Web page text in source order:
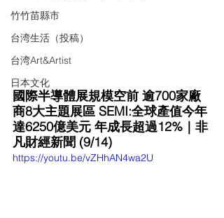
竹竹苗縣市
台湾生活（投稿）
台湾Art&Artist
日本文化
國際半導體展規模空前 逾700家廠
商8大主題展區 SEMI:全球產值今年
達6250億美元 年成長超過12%｜非
凡財經新聞 (9/14)
https://youtu.be/vZHhAN4wa2U